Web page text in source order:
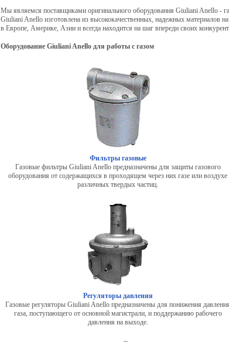
Мы являемся поставщиками оригинального оборудования Giuliani Anello -
Giuliani Anello изготовлена из высококачественных, надежных материалов
в Европе, Америке, Азии и всегда находится на шаг впереди своих
Оборудование Giuliani Anello для работы с газом
Фильтры газовые
Газовые фильтры Giuliani Anello предназначены для защиты газового
оборудования от содержащихся в проходящем через них газе или воздухе
различных твердых частиц.
Регуляторы давления
Газовые регуляторы Giuliani Anello предназначены для понижения давления
газа, поступающего от основной магистрали, и поддержанию рабочего
давления на выходе.